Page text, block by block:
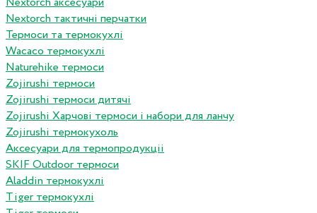
Nextorch тактичні перчатки
Термоси та термокухлі
Wacaco термокухлі
Naturehike термоси
Zojirushi термоси
Zojirushi термоси дитячі
Zojirushi Харчові термоси і набори для ланчу
Zojirushi термокухоль
Аксесуари для термопродукціі
SKIF Outdoor термоси
Aladdin термокухлі
Tiger термокухлі